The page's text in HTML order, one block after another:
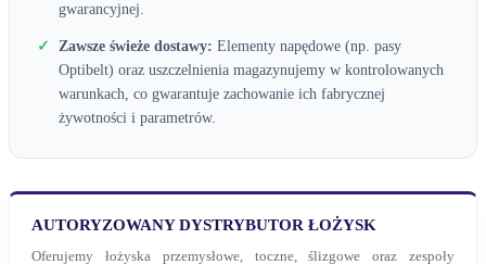
gwarancyjnej.
✓ Zawsze świeże dostawy: Elementy napędowe (np. pasy
Optibelt) oraz uszczelnienia magazynujemy w kontrolowanych
warunkach, co gwarantuje zachowanie ich fabrycznej
żywotności i parametrów.
AUTORYZOWANY DYSTRYBUTOR ŁOŻYSK
Oferujemy łożyska przemysłowe, toczne, ślizgowe oraz zespoły